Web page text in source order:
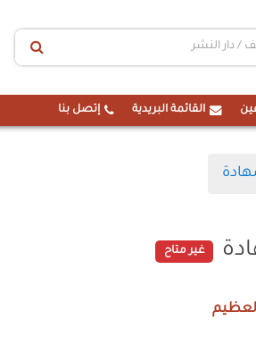
القائمة البريدية إتصل بنا
غير متاح